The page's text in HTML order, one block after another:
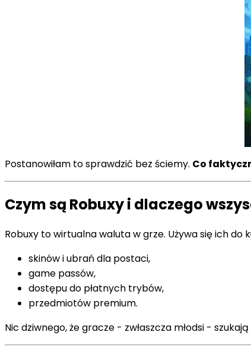
Postanowiłam to sprawdzić bez ściemy. Co
Czym są Robuxy i dlaczego
Robuxy to wirtualna waluta w grze. Używa się ich do
skinów i ubrań dla postaci,
game passów,
dostępu do płatnych trybów,
przedmiotów premium.
Nic dziwnego, że gracze - zwłaszcza młodsi -